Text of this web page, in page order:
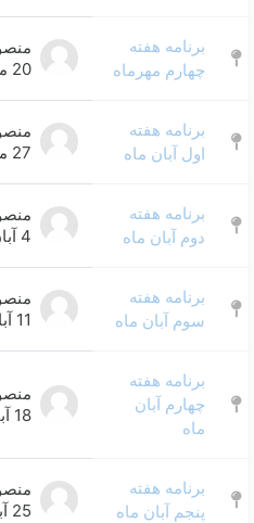
منصور کاشیها
20 مهر 1403
منصور کاشیها
27 مهر 1403
منصور کاشیها
منصور کاشیها
11 آبان 1403
منصور کاشیها
18 آبان 1403
منصور کاشیها
25 آبان 1403